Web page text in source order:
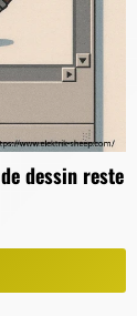
dessin reste